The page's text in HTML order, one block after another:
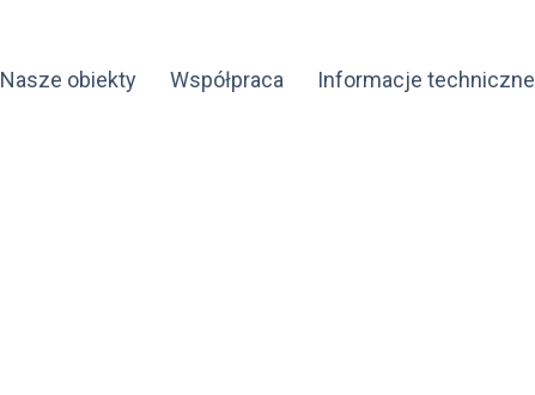
Nasze obiekty Współpraca Informacje techniczne